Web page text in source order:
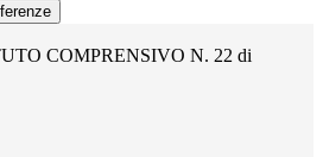
COMPRENSIVO N. 22 di